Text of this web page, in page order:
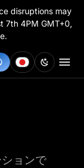
disruptions may
7th 4PM GMT+0,
ョンで